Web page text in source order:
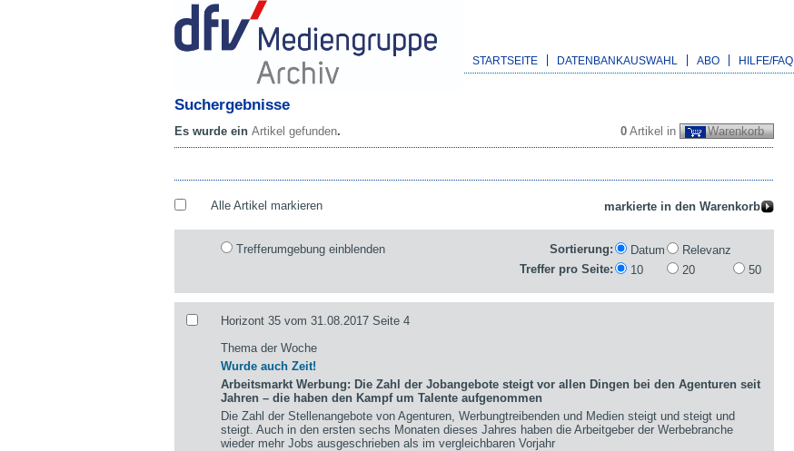
STARTSEITE DATENBANKAUSWAHL ABO HILFE/FAQ
Suchergebnisse
0 Artikel in Warenkorb
Es wurde ein Artikel gefunden.
Alle Artikel markieren
Trefferumgebung einblenden Sortierung: Datum
Relevanz
Treffer pro Seite:
10 20 50
Horizont 35 vom 31.08.2017 Seite 4
Thema der Woche
Wurde auch Zeit!
Arbeitsmarkt Werbung: Die Zahl der Jobangebote steigt vor allen Dingen bei den Agenturen seit
Jahren – die haben den Kampf um Talente aufgenommen
Die Zahl der Stellenangebote von Agenturen, Werbungtreibenden und Medien steigt und steigt und
steigt. Auch in den ersten sechs Monaten dieses Jahres haben die Arbeitgeber der Werbebranche
wieder mehr Jobs ausgeschrieben als im vergleichbaren Vorjahr